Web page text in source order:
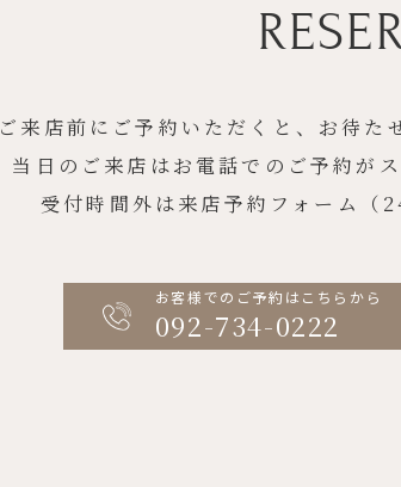
ご来店前にご予約いただくと、お待
当日のご来店はお電話でのご予約が
受付時間外は来店予約フォーム（
お客様でのご予約はこちらから
092-734-0222